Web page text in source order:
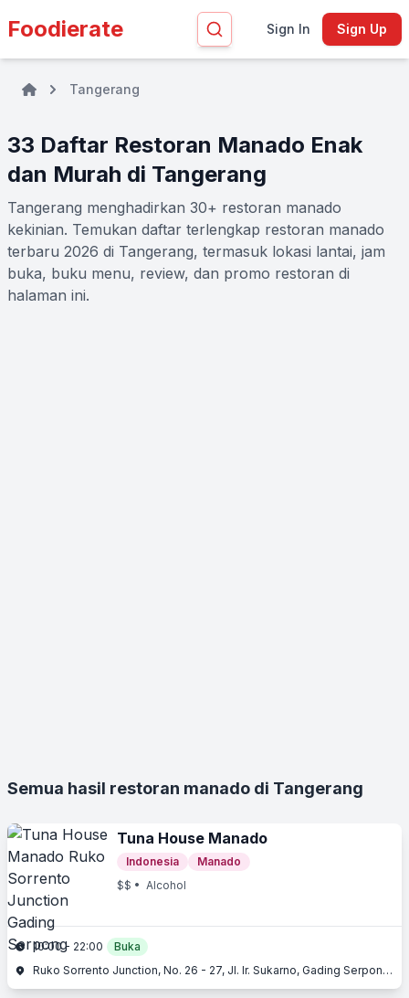
Foodierate Sign In Sign Up
Tangerang
33 Daftar Restoran Manado Enak
dan Murah di Tangerang
Tangerang menghadirkan 30+ restoran manado
kekinian. Temukan daftar terlengkap restoran manado
terbaru 2026 di Tangerang, termasuk lokasi lantai, jam
buka, buku menu, review, dan promo restoran di
halaman ini.
Semua hasil restoran manado di Tangerang
Tuna House Manado
Indonesia
Manado
$$ • Alcohol
10:00 - 22:00
Buka
Ruko Sorrento Junction, No. 26 - 27, Jl. Ir. Sukarno, Gading Serpong, Serpong, Tangerang, Banten